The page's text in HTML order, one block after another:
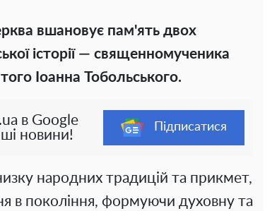
вшановує пам'ять двох
історії — священномученика
Іоанна Тобольського.
в Google
новини!
Підписатися
народних традицій та прикмет,
в покоління, формуючи духовну та